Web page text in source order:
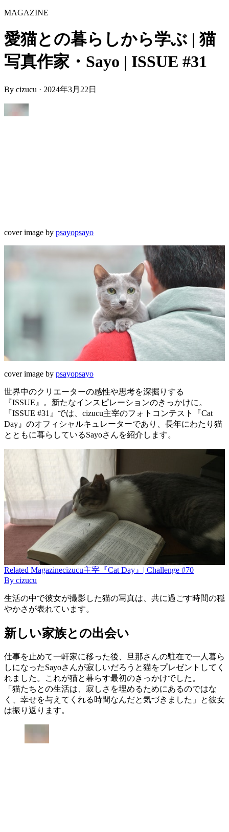
MAGAZINE
愛猫との暮らしから学ぶ | 猫
写真作家・Sayo | ISSUE #31
By cizucu · 2024年3月22日
cover image by psayopsayo
cover image by psayopsayo
世界中のクリエーターの感性や思考を深掘りする
『ISSUE』。新たなインスピレーションのきっかけに。
『ISSUE #31』では、cizucu主宰のフォトコンテスト『Cat
Day』のオフィシャルキュレーターであり、長年にわたり猫
とともに暮らしているSayoさんを紹介します。
Related Magazinecizucu主宰『Cat Day』| Challenge #70
By cizucu
生活の中で彼女が撮影した猫の写真は、共に過ごす時間の穏
やかさが表れています。
新しい家族との出会い
仕事を止めて一軒家に移った後、旦那さんの駐在で一人暮ら
しになったSayoさんが寂しいだろうと猫をプレゼントしてく
れました。これが猫と暮らす最初のきっかけでした。
「猫たちとの生活は、寂しさを埋めるためにあるのではな
く、幸せを与えてくれる時間なんだと気づきました」と彼女
は振り返ります。